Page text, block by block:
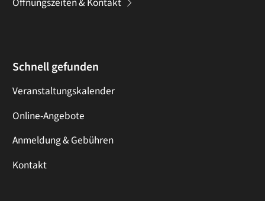
Schnell gefunden
Veranstaltungskalender
Online-Angebote
Anmeldung & Gebühren
Kontakt